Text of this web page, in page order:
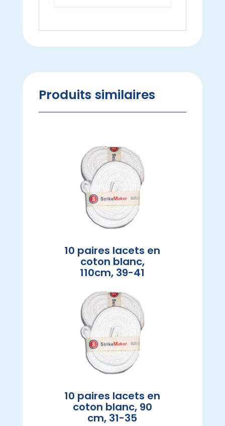
Produits similaires
10 paires lacets en
coton blanc,
110cm, 39-41
10 paires lacets en
coton blanc, 90
cm, 31-35